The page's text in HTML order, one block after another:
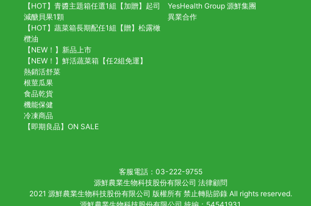
【HOT】青醬主題箱任選1組【加贈】起司
減醣貝果1顆
【HOT】蔬菜箱長期配任1組【贈】松露橄
欖油
【NEW！】新品上市
【NEW！】鮮活蔬菜箱【任2組免運】
熱銷活舒菜
根莖瓜果
食品乾貨
機能保健
冷凍商品
【即期良品】ON SALE
YesHealth Group 源鮮集團
異業合作
客服電話
03-222-9755
源鮮農業生物科技股份有限公司 法律顧問
2021 源鮮農業生物科技股份有限公司 版權所有 禁止轉貼節錄 All rights reserved.